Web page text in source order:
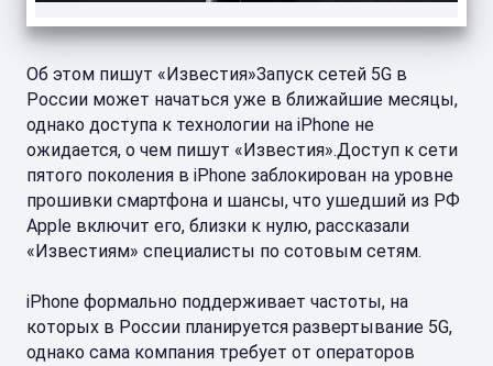
Об этом пишут «Известия»Запуск сетей 5G в
России может начаться уже в ближайшие месяцы,
однако доступа к технологии на iPhone не
ожидается, о чем пишут «Известия».Доступ к сети
пятого поколения в iPhone заблокирован на уровне
прошивки смартфона и шансы, что ушедший из РФ
Apple включит его, близки к нулю, рассказали
«Известиям» специалисты по сотовым сетям.
iPhone формально поддерживает частоты, на
которых в России планируется развертывание 5G,
однако сама компания требует от операторов